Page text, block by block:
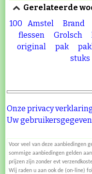
Gerelateerde
100
Amstel Brand
flessen
Grolsch
original
pak
stuks
Onze privacy
Uw
Voor veel van deze aanbiedingen
sommige aanbiedingen gelden
prijzen zijn zonder evt
Wij raden u aan ook de (on-line)